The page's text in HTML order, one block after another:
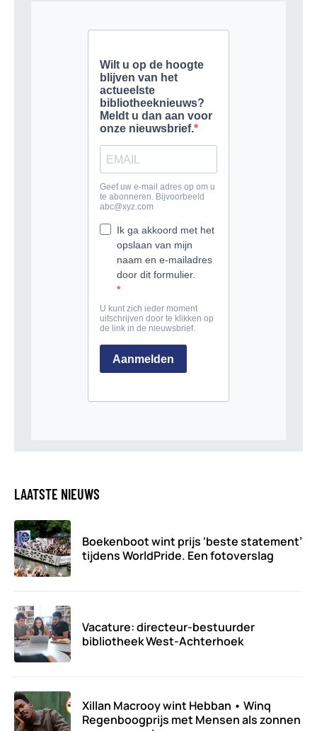
LAATSTE NIEUWS
Boekenboot wint prijs ‘beste statement’
tijdens WorldPride. Een fotoverslag
Vacature: directeur-bestuurder
bibliotheek West-Achterhoek
Xillan Macrooy wint Hebban • Winq
Regenboogprijs met Mensen als zonnen